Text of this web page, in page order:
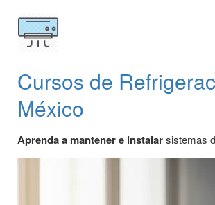
Cursos de
México
Aprenda a mantener e instalarsistemas